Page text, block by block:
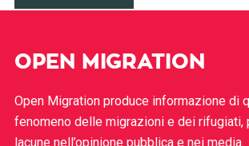
OPEN MIGRATION
Open Migration produce informazione di
fenomeno delle migrazioni e dei rifugiati,
lacune nell’opinione pubblica e nei media.